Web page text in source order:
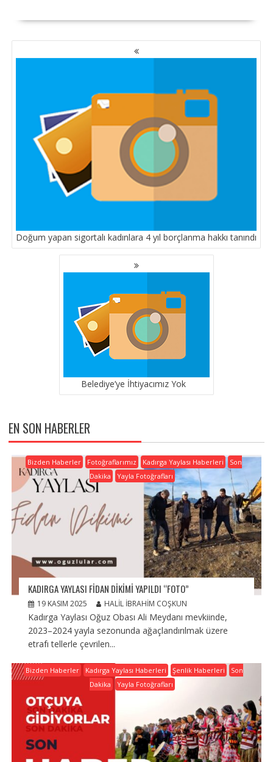
YAZI
GEZINMESI
Doğum yapan sigortalı kadınlara 4 yıl borçlanma hakkı tanındı
Belediye’ye İhtiyacımız Yok
EN SON HABERLER
Bizden Haberler Fotoğraflarımız Kadırga Yaylası Haberleri
Son
Dakika
Yayla Fotoğrafları
KADIRGA YAYLASI FIDAN DIKIMI YAPILDI “FOTO”
19 KASIM 2025 HALIL İBRAHIM COŞKUN
Kadırga Yaylası Oğuz Obası Ali Meydanı mevkiinde,
2023–2024 yayla sezonunda ağaçlandırılmak üzere
etrafı tellerle çevrilen...
Bizden Haberler Kadırga Yaylası Haberleri Şenlik Haberleri
Son
Dakika
Yayla Fotoğrafları